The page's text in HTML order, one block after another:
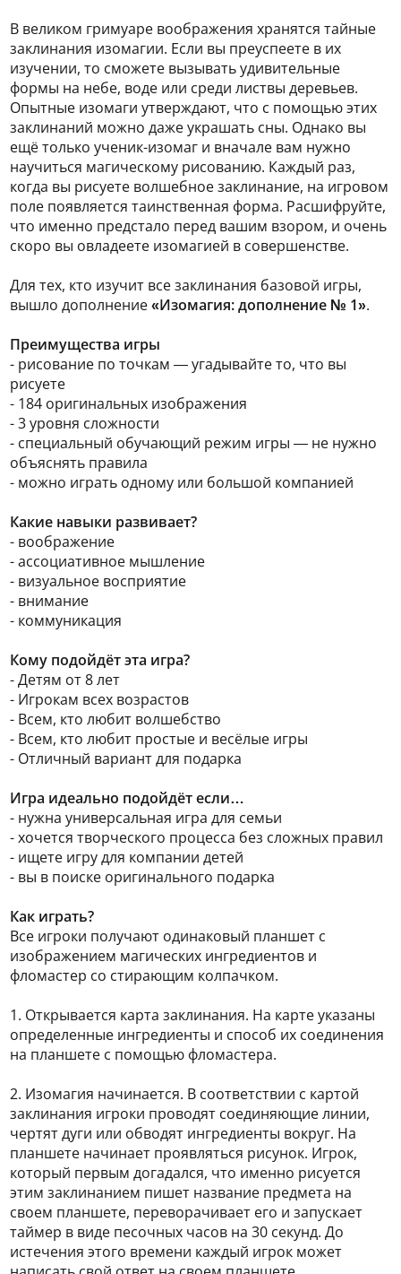
В великом гримуаре воображения хранятся тайные
заклинания изомагии. Если вы преуспеете в их
изучении, то сможете вызывать удивительные
формы на небе, воде или среди листвы деревьев.
Опытные изомаги утверждают, что с помощью этих
заклинаний можно даже украшать сны. Однако вы
ещё только ученик-изомаг и вначале вам нужно
научиться магическому рисованию. Каждый раз,
когда вы рисуете волшебное заклинание, на игровом
поле появляется таинственная форма. Расшифруйте,
что именно предстало перед вашим взором, и очень
скоро вы овладеете изомагией в совершенстве.
Для тех, кто изучит все заклинания базовой игры,
вышло дополнение«Изомагия: дополнение № 1».
Преимущества игры
- рисование по точкам — угадывайте то, что вы
рисуете
- 184 оригинальных изображения
- 3 уровня сложности
- специальный обучающий режим игры — не нужно
объяснять правила
- можно играть одному или большой компанией
Какие навыки развивает?
- воображение
- ассоциативное мышление
- визуальное восприятие
- внимание
- коммуникация
Кому подойдёт эта игра?
- Детям от 8 лет
- Игрокам всех возрастов
- Всем, кто любит волшебство
- Всем, кто любит простые и весёлые игры
- Отличный вариант для подарка
Игра идеально подойдёт если…
- нужна универсальная игра для семьи
- хочется творческого процесса без сложных правил
- ищете игру для компании детей
- вы в поиске оригинального подарка
Как играть?
Все игроки получают одинаковый планшет с
изображением магических ингредиентов и
фломастер со стирающим колпачком.
1. Открывается карта заклинания. На карте указаны
определенные ингредиенты и способ их соединения
на планшете с помощью фломастера.
2. Изомагия начинается. В соответствии с картой
заклинания игроки проводят соединяющие линии,
чертят дуги или обводят ингредиенты вокруг. На
планшете начинает проявляться рисунок. Игрок,
который первым догадался, что именно рисуется
этим заклинанием пишет название предмета на
своем планшете, переворачивает его и запускает
таймер в виде песочных часов на 30 секунд. До
истечения этого времени каждый игрок может